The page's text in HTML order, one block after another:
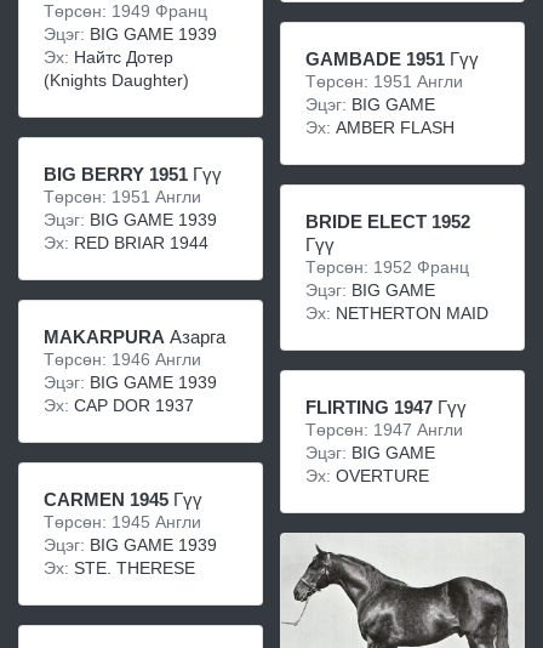
Төрсөн: 1949 Франц
Эцэг: BIG GAME 1939
Эх: Найтс Дотер
(Knights Daughter)
BIG BERRY 1951 Гүү
Төрсөн: 1951 Англи
Эцэг: BIG GAME 1939
Эх: RED BRIAR 1944
MAKARPURA Азарга
Төрсөн: 1946 Англи
Эцэг: BIG GAME 1939
Эх: CAP DOR 1937
CARMEN 1945 Гүү
Төрсөн: 1945 Англи
Эцэг: BIG GAME 1939
Эх: STE. THERESE
GAMBADE 1951 Гүү
Төрсөн: 1951 Англи
Эцэг: BIG GAME
Эх: AMBER FLASH
BRIDE ELECT 1952
Гүү
Төрсөн: 1952 Франц
Эцэг: BIG GAME
Эх: NETHERTON MAID
FLIRTING 1947 Гүү
Төрсөн: 1947 Англи
Эцэг: BIG GAME
Эх: OVERTURE